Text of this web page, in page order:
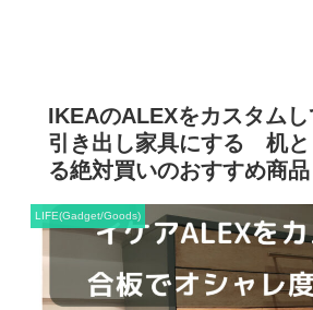
IKEAのALEXをカスタム
引き出し家具にする 机と
る絶対買いのおすすめ商品
LIFE(Gadget/Goods)